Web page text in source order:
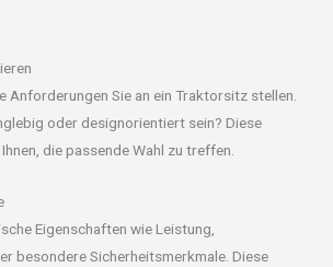
Anforderungen Sie an ein Traktorsitz stellen.
oder designorientiert sein? Diese
die passende Wahl zu treffen.
Eigenschaften wie Leistung,
besondere Sicherheitsmerkmale. Diese